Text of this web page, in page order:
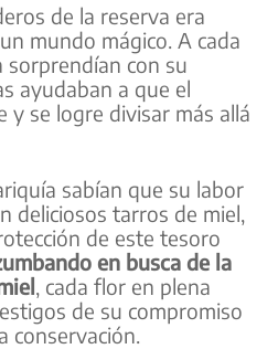
de la reserva era
mundo mágico. A cada
sorprendían con su
ayudaban a que el
y se logre divisar más allá
sabían que su labor
deliciosos tarros de miel,
de este tesoro
en busca de la
, cada flor en plena
de su compromiso
conservación.